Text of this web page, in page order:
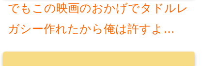
でもこの映画のおかげでタドルレ
ガシー作れたから俺は許すよ…